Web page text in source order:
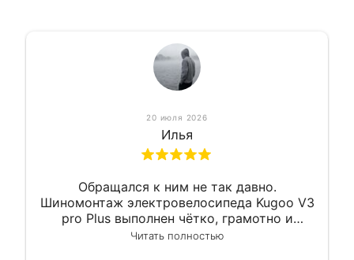
20 июля 2026
Илья
Обращался к ним не так давно.
Шиномонтаж электровелосипеда Kugoo V3
pro Plus выполнен чётко, грамотно и
квалифицированно. Всё сделано
Читать полностью